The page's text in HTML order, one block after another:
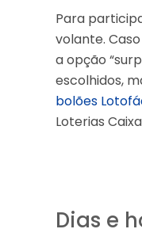
Para
volante.
a opção
escolhidos,
bolões
Loterias
Dias e